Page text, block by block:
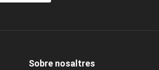
Sobre nosaltres